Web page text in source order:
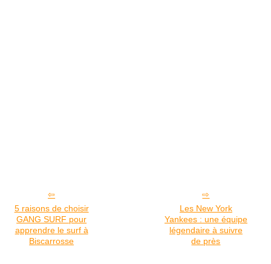
5 raisons de choisir
GANG SURF pour
apprendre le surf à
Biscarrosse
Les New York
Yankees : une équipe
légendaire à suivre
de près